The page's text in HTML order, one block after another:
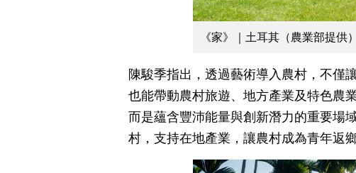
《家》｜土耳其（農業部提供）
陳駿季指出，透過藝術導入農村，不僅
也能帶動農村旅遊、地方產業及特色農
而是蘊含豐沛能量與創新潛力的重要場
村，支持在地產業，讓農村成為青年返